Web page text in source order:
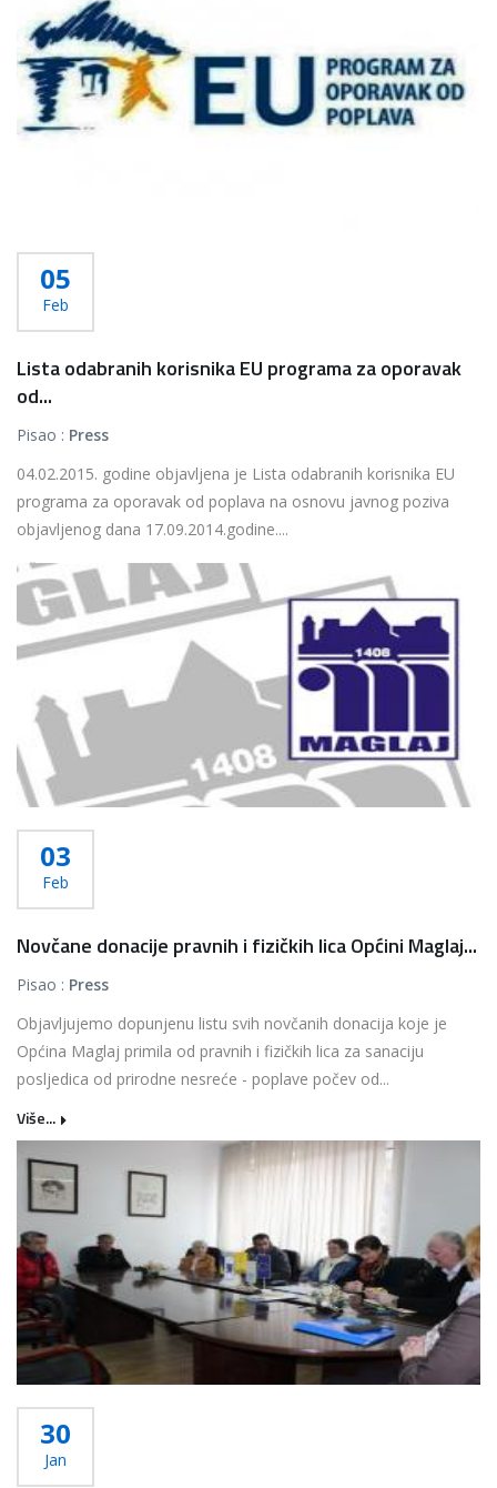
05
Feb
Lista odabranih korisnika EU programa za oporavak
od...
Pisao : Press
04.02.2015. godine objavljena je Lista odabranih korisnika EU
programa za oporavak od poplava na osnovu javnog poziva
objavljenog dana 17.09.2014.godine....
Više...
03
Feb
Novčane donacije pravnih i fizičkih lica Općini Maglaj...
Pisao : Press
Objavljujemo dopunjenu listu svih novčanih donacija koje je
Općina Maglaj primila od pravnih i fizičkih lica za sanaciju
posljedica od prirodne nesreće - poplave počev od...
Više...
30
Jan